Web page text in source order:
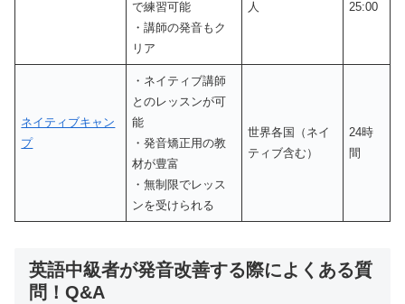
で練習可能
・講師の発音もク
リア
人 25:00
ネイティブキャン
プ
・ネイティブ講師
とのレッスンが可
能
・発音矯正用の教
材が豊富
・無制限でレッス
ンを受けられる
世界各国（ネイ
ティブ含む）
24時
間
英語中級者が発音改善する際によくある質
問！Q&A